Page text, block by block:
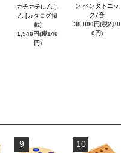
カチカチにんじ
ん [カタログ掲
載]
1,540円(税140
円)
ン ペンタトニッ
ク7音
30,800円(税2,80
0円)
9 10